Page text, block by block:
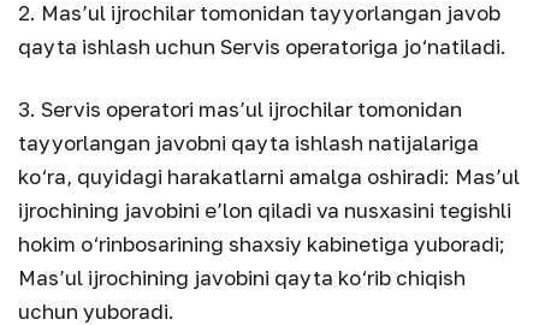
2. Mas’ul ijrochilar tomonidan tayyorlangan javob
qayta ishlash uchun Servis operatoriga jo‘natiladi.
3. Servis operatori mas’ul ijrochilar tomonidan
tayyorlangan javobni qayta ishlash natijalariga
ko‘ra, quyidagi harakatlarni amalga oshiradi: Mas’ul
ijrochining javobini e’lon qiladi va nusxasini tegishli
hokim o‘rinbosarining shaxsiy kabinetiga yuboradi;
Mas’ul ijrochining javobini qayta ko‘rib chiqish
uchun yuboradi.